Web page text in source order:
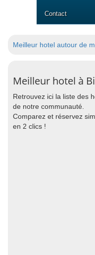
Contact
Meilleur hotel autour de
Meilleur hotel à
Retrouvez ici la liste des
de notre communauté.
Comparez et réservez
en 2 clics !